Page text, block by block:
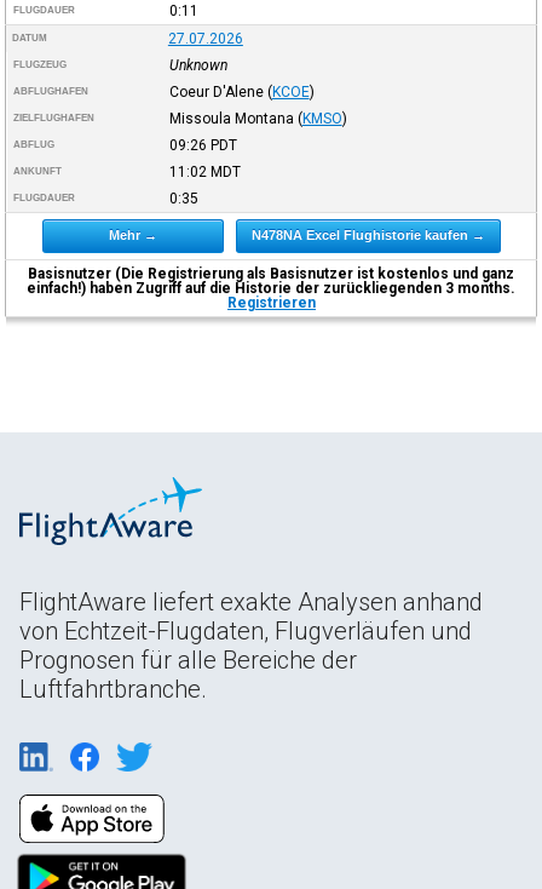
FLUGDAUER 0:11
DATUM 27.07.2026
FLUGZEUG Unknown
ABFLUGHAFEN Coeur D'Alene (KCOE)
ZIELFLUGHAFEN Missoula Montana (KMSO)
ABFLUG 09:26 PDT
ANKUNFT 11:02 MDT
FLUGDAUER 0:35
Mehr → N478NA Excel Flughistorie kaufen →
Basisnutzer (Die Registrierung als Basisnutzer ist kostenlos und ganz
einfach!) haben Zugriff auf die Historie der zurückliegenden 3 months.
Registrieren
FlightAware liefert exakte Analysen anhand
von Echtzeit-Flugdaten, Flugverläufen und
Prognosen für alle Bereiche der
Luftfahrtbranche.